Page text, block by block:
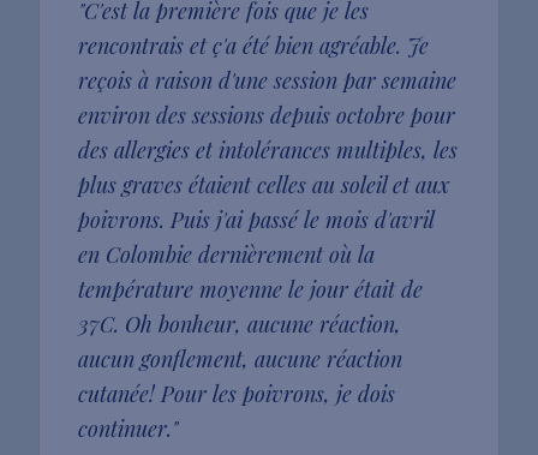
"C'est la première fois que je les
rencontrais et ç'a été bien agréable. Je
reçois à raison d'une session par semaine
environ des sessions depuis octobre pour
des allergies et intolérances multiples, les
plus graves étaient celles au soleil et aux
poivrons. Puis j'ai passé le mois d'avril
en Colombie dernièrement où la
température moyenne le jour était de
37C. Oh bonheur, aucune réaction,
aucun gonflement, aucune réaction
cutanée! Pour les poivrons, je dois
continuer."